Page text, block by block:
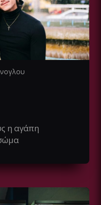
η αγάπη